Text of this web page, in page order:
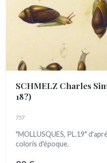
SCHMELZ Charles
18?)
757
"MOLLUSQUES, PL.19"
coloris d'époque.